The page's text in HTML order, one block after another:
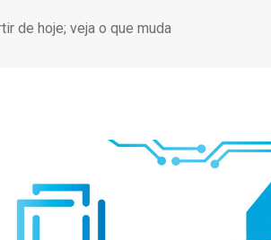
de hoje; veja o que muda